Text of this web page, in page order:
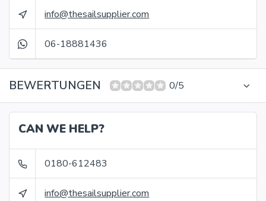
info@thesailsupplier.com
06-18881436
BEWERTUNGEN 0/5
CAN WE HELP?
0180-612483
info@thesailsupplier.com